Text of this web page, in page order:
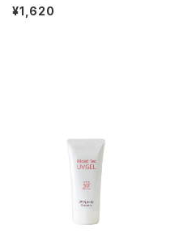
¥1,620